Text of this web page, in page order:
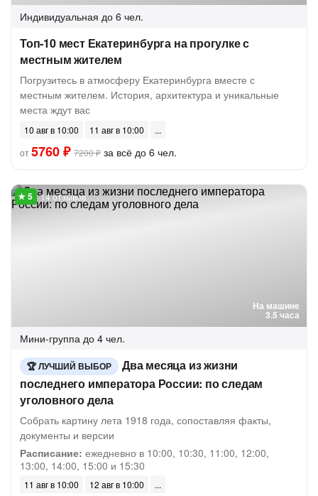
Индивидуальная до 6 чел.
Топ-10 мест Екатеринбурга на прогулке с
местным жителем
Погрузитесь в атмосферу Екатеринбурга вместе с
местным жителем. История, архитектура и уникальные
места ждут вас
10 авг в 10:00
11 авг в 10:00
от5760 ₽ 7200 ₽ за всё до 6 чел.
На машине
3.5 часа
14 отзывов
Мини-группа до 4 чел.
ЛУЧШИЙ ВЫБОР
Два месяца из жизни
последнего императора России: по следам
уголовного дела
Собрать картину лета 1918 года, сопоставляя факты,
документы и версии
Расписание: ежедневно в 10:00, 10:30, 11:00, 12:00,
13:00, 14:00, 15:00 и 15:30
11 авг в 10:00 12 авг в 10:00